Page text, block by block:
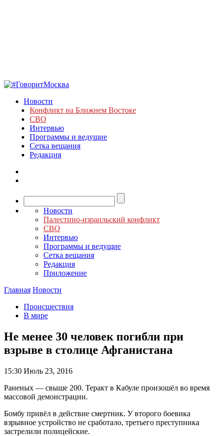
Новости
Конфликт на Ближнем Востоке
СВО
Интервью
Программы и ведущие
Сетка вещания
Редакция
Новости
Палестино-израильский конфликт
СВО
Интервью
Программы и ведущие
Сетка вещания
Редакция
Приложение
Главная Новости
Происшествия
В мире
Не менее 30 человек погибли при
взрыве в столице Афганистана
15:30 Июль 23, 2016
Раненых — свыше 200. Теракт в Кабуле произошёл во время
массовой демонстрации.
Бомбу привёл в действие смертник. У второго боевика
взрывное устройство не сработало, третьего преступника
застрелили полицейские.